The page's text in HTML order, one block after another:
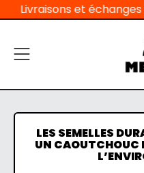
et échanges
Menu
LES SEMELLES
UN CAOUTCHOUC